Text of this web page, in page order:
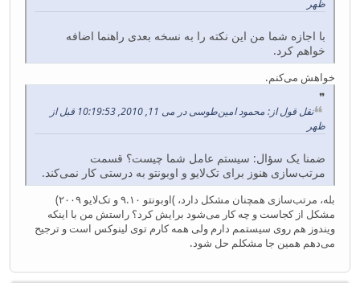
ظهر
با اجازه شما من این نکته را به نسخه بعدی راهنما اضافه
خواهم کرد.
خواهش می‌کنم.
نقل قول از: محمود امین‌طوسی در می 11, 2010, 10:19:53 قبل از
ظهر
ضمنا یک سؤال: سیستم عامل شما چیست؟ قسمت
مرتب‌سازی هنوز برای تک‌لایو و اوبونتو به درستی کار نمی‌کند.
بله، مرتب‌سازی همچنان مشکل دارد، )اوبونتو ۹.۱۰ و تک‌لایو ۲۰۰۹)
مشکل از کجاست و چه کار می‌شود برایش کرد؟ راستش من با اینکه
ویندوز هم روی سیستمم دارم ولی همه کارم توی لینوکس است و ترجیح
می‌دهم همین جا مشکلم حل شود.